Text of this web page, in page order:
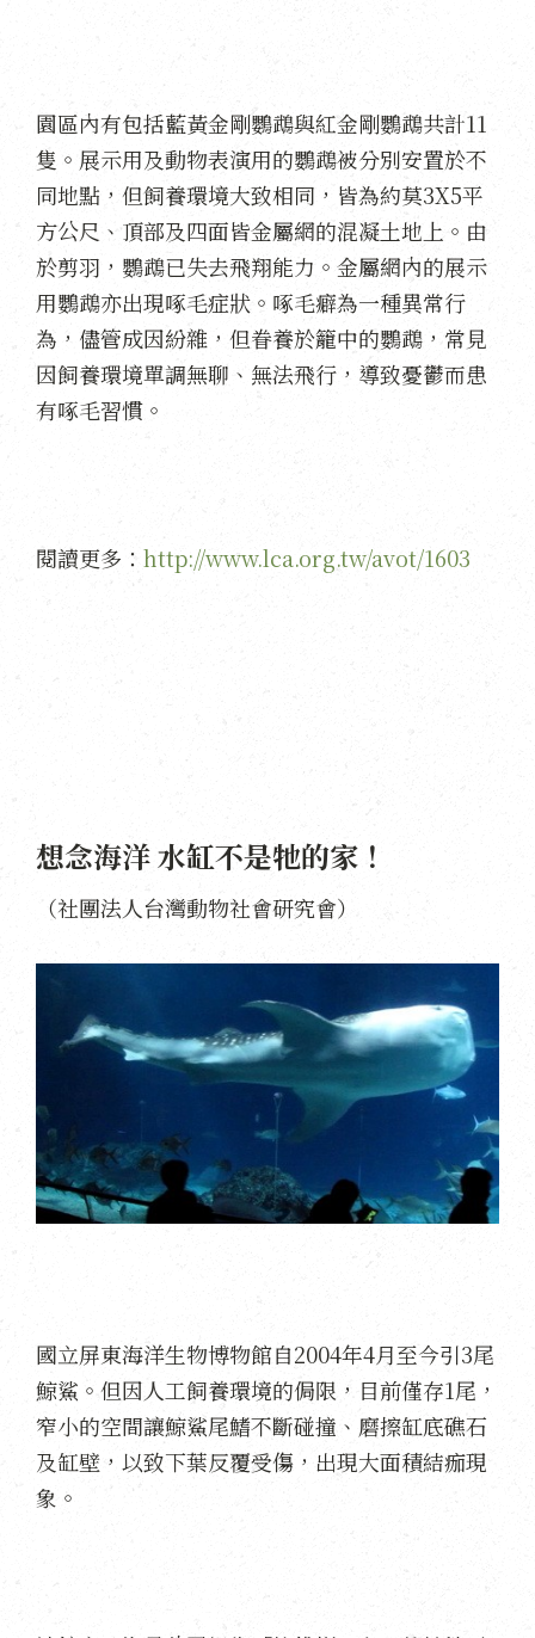
園區內有包括藍黃金剛鸚鵡與紅金剛鸚鵡共計11
隻。展示用及動物表演用的鸚鵡被分別安置於不
同地點，但飼養環境大致相同，皆為約莫3X5平
方公尺、頂部及四面皆金屬網的混凝土地上。由
於剪羽，鸚鵡已失去飛翔能力。金屬網內的展示
用鸚鵡亦出現啄毛症狀。啄毛癖為一種異常行
為，儘管成因紛雜，但眷養於籠中的鸚鵡，常見
因飼養環境單調無聊、無法飛行，導致憂鬱而患
有啄毛習慣。
閱讀更多： http://www.lca.org.tw/avot/1603
想念海洋 水缸不是牠的家！
（社團法人台灣動物社會研究會）
國立屏東海洋生物博物館自2004年4月至今引3尾
鯨鯊。但因人工飼養環境的侷限，目前僅存1尾，
窄小的空間讓鯨鯊尾鰭不斷碰撞、磨擦缸底礁石
及缸壁，以致下葉反覆受傷，出現大面積結痂現
象。